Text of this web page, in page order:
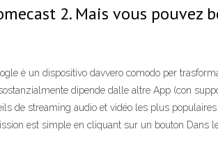
2. Mais vous
è un dispositivo davvero comodo per
dipende dalle altre App (con
de streaming audio et vidéo les plus
est simple en cliquant sur un bouton Dans